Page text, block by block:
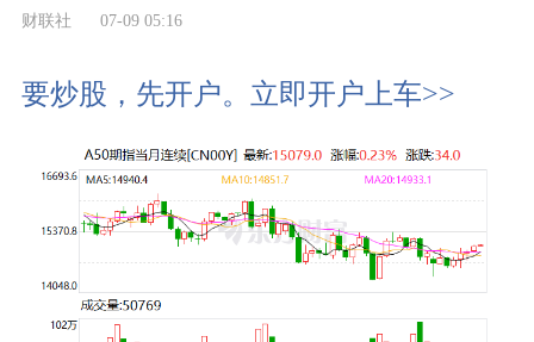
财联社 07-09 05:16
要炒股，先开户。立即开户上车>>